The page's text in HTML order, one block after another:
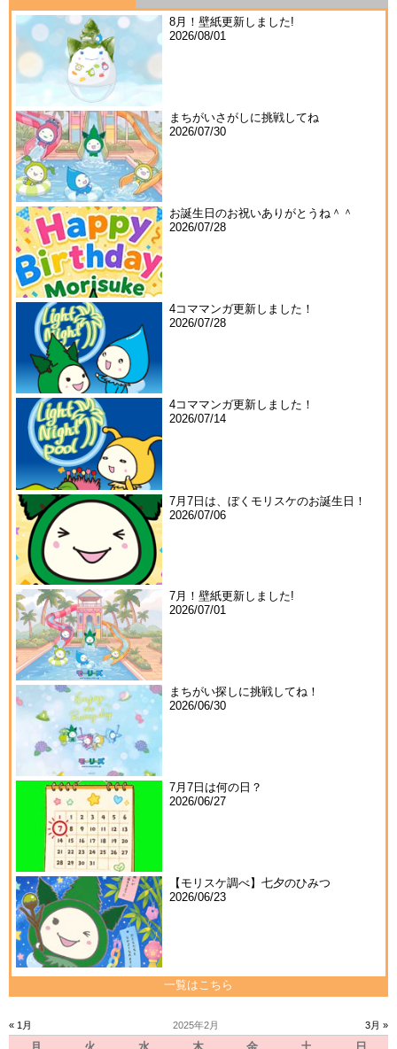
8月！壁紙更新しました!
2026/08/01
まちがいさがしに挑戦してね
2026/07/30
お誕生日のお祝いありがとうね＾＾
2026/07/28
4コママンガ更新しました！
2026/07/28
4コママンガ更新しました！
2026/07/14
7月7日は、ぼくモリスケのお誕生日！
2026/07/06
7月！壁紙更新しました!
2026/07/01
まちがい探しに挑戦してね！
2026/06/30
7月7日は何の日？
2026/06/27
【モリスケ調べ】七夕のひみつ
2026/06/23
一覧はこちら
« 1月 2025年2月 3月 »